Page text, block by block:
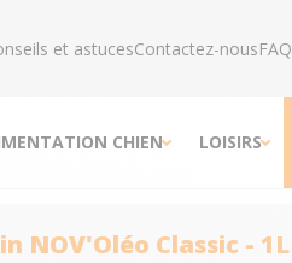
et astucesContactez-nousFAQ
CHIEN LOISIRS
NOV'Oléo Classic - 1L